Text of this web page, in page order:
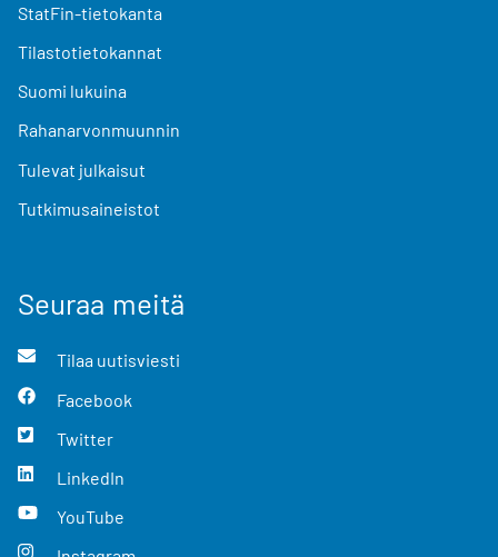
StatFin-tietokanta
Tilastotietokannat
Suomi lukuina
Rahanarvonmuunnin
Tulevat julkaisut
Tutkimusaineistot
Seuraa meitä
Tilaa uutisviesti
Facebook
Twitter
LinkedIn
YouTube